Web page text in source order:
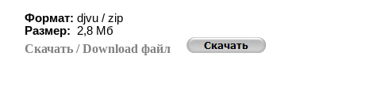
Формат: djvu / zip
Размер:
2,8 Мб
Скачать/ Downloadфайл